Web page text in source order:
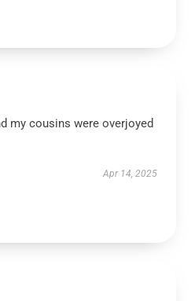
my cousins were overjoyed
Apr 14, 2025